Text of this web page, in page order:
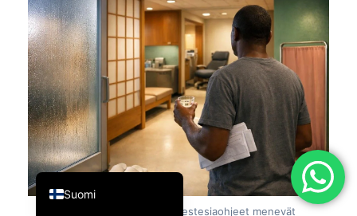
Ennen leikkausta anestesiaohjeet menevät
Suomi
English
Deutsch
العربية
Français
עִבְרִית
Italiano
Español